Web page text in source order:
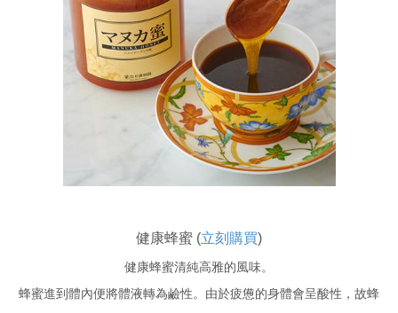
健康蜂蜜 (立刻購買)
健康蜂蜜清純高雅的風味。
蜂蜜進到體內便將體液轉為鹼性。由於疲憊的身體會呈酸性，故蜂